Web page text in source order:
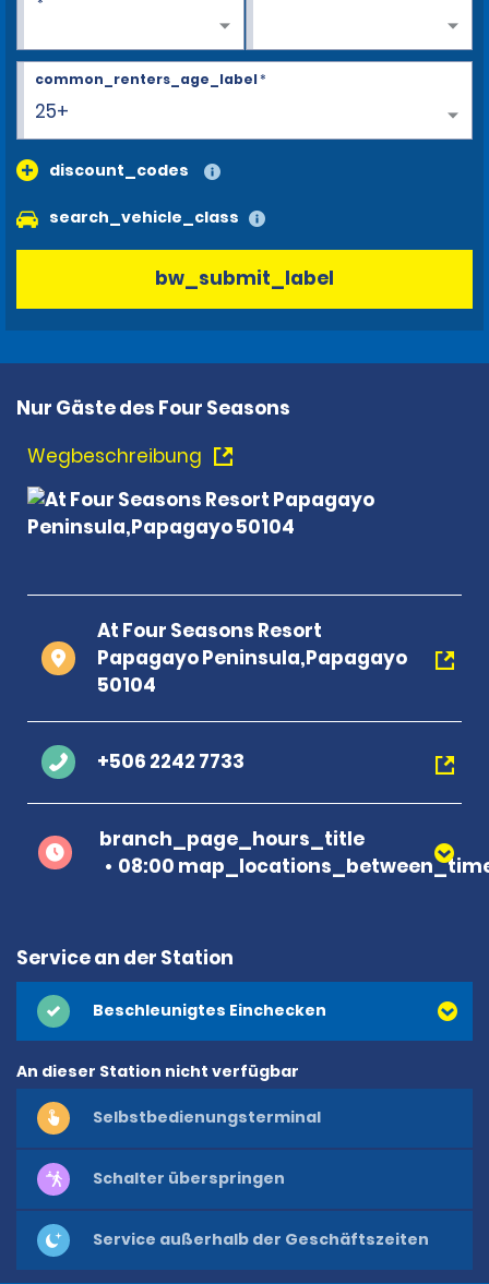
25+
common_renters_age_label*
discount_codes
search_vehicle_class
bw_submit_label
Nur Gäste des Four Seasons
Wegbeschreibung
At Four Seasons Resort
Papagayo Peninsula,Papagayo
50104
+506 2242 7733
branch_page_hours_title
08:00
Service an der Station
Beschleunigtes Einchecken
An dieser Station nicht verfügbar
Selbstbedienungsterminal
Schalter überspringen
Service außerhalb der Geschäftszeiten